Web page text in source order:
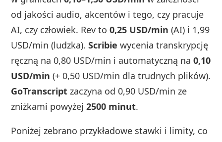
od jakości audio, akcentów i tego, czy pracuje
AI, czy człowiek. Rev to0,25 USD/min (AI) i 1,99
USD/min (ludzka).Scribie wycenia transkrypcję
ręczną na 0,80 USD/min i automatyczną na0,10
USD/min (+ 0,50 USD/min dla trudnych plików).
GoTranscript zaczyna od 0,90 USD/min ze
zniżkami powyżej2500 minut.
Poniżej zebrano przykładowe stawki i limity, co